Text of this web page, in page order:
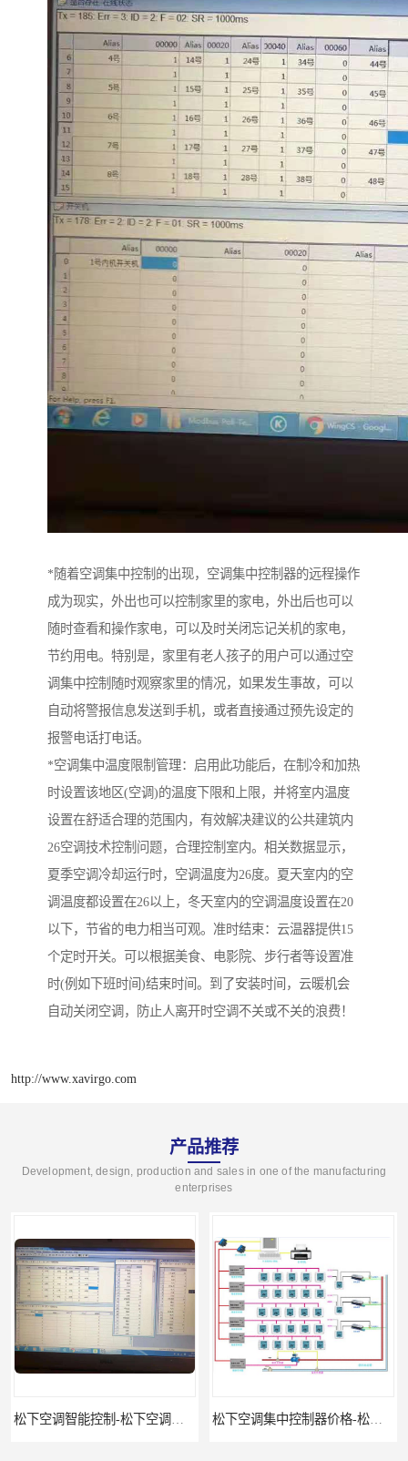
*随着空调集中控制的出现，空调集中控制器的远程操作
成为现实，外出也可以控制家里的家电，外出后也可以
随时查看和操作家电，可以及时关闭忘记关机的家电，
节约用电。特别是，家里有老人孩子的用户可以通过空
调集中控制随时观察家里的情况，如果发生事故，可以
自动将警报信息发送到手机，或者直接通过预先设定的
报警电话打电话。
*空调集中温度限制管理：启用此功能后，在制冷和加热
时设置该地区(空调)的温度下限和上限，并将室内温度
设置在舒适合理的范围内，有效解决建议的公共建筑内
26空调技术控制问题，合理控制室内。相关数据显示，
夏季空调冷却运行时，空调温度为26度。夏天室内的空
调温度都设置在26以上，冬天室内的空调温度设置在20
以下，节省的电力相当可观。准时结束：云温器提供15
个定时开关。可以根据美食、电影院、步行者等设置准
时(例如下班时间)结束时间。到了安装时间，云暖机会
自动关闭空调，防止人离开时空调不关或不关的浪费！
http://www.xavirgo.com
产品推荐
Development, design, production and sales in one of the manufacturing
enterprises